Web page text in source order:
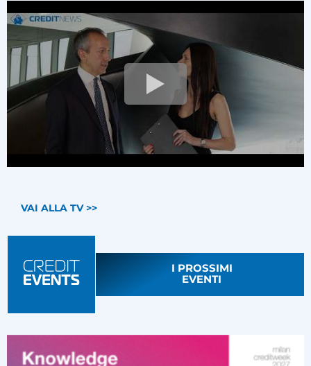
VAI ALLA TV >>
I PROSSIMI
EVENTI